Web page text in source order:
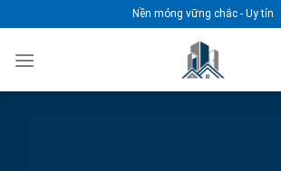
đến
nội
Nền móng vững chắc - Uy tín